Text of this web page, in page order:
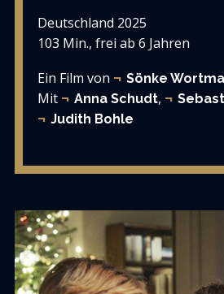
Deutschland 2025
103 Min., frei ab 6 Jahren
Ein Film von
Sönke
Mit Anna Schudt,
Judith Bohle